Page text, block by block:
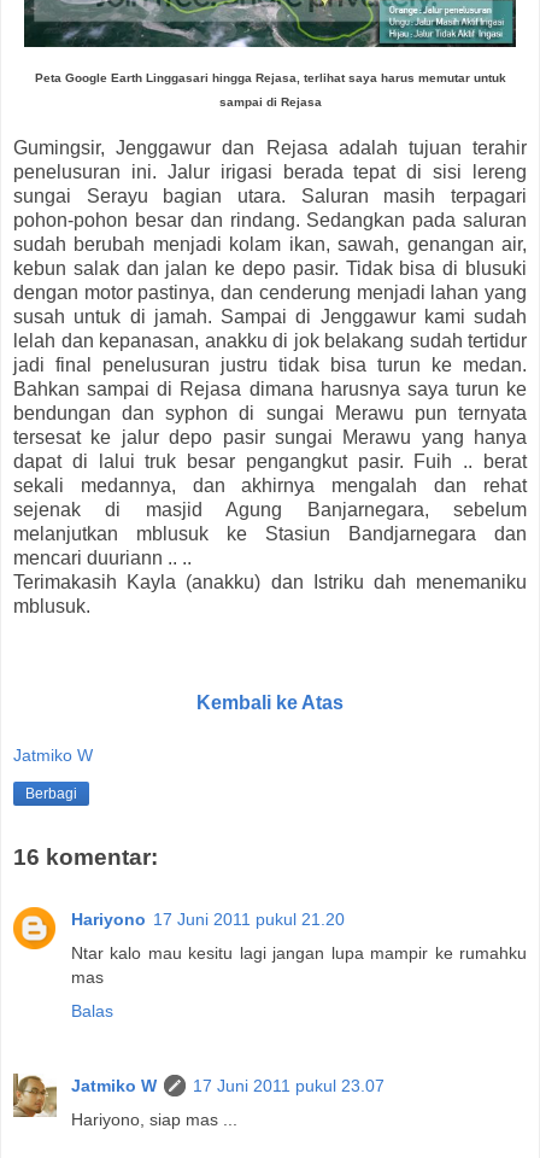
Peta Google Earth Linggasari hingga Rejasa, terlihat saya harus memutar untuk
sampai di Rejasa
Gumingsir, Jenggawur dan Rejasa adalah tujuan terahir
penelusuran ini. Jalur irigasi berada tepat di sisi lereng
sungai Serayu bagian utara. Saluran masih terpagari
pohon-pohon besar dan rindang. Sedangkan pada saluran
sudah berubah menjadi kolam ikan, sawah, genangan air,
kebun salak dan jalan ke depo pasir. Tidak bisa di blusuki
dengan motor pastinya, dan cenderung menjadi lahan yang
susah untuk di jamah. Sampai di Jenggawur kami sudah
lelah dan kepanasan, anakku di jok belakang sudah tertidur
jadi final penelusuran justru tidak bisa turun ke medan.
Bahkan sampai di Rejasa dimana harusnya saya turun ke
bendungan dan syphon di sungai Merawu pun ternyata
tersesat ke jalur depo pasir sungai Merawu yang hanya
dapat di lalui truk besar pengangkut pasir. Fuih .. berat
sekali medannya, dan akhirnya mengalah dan rehat
sejenak di masjid Agung Banjarnegara, sebelum
melanjutkan mblusuk ke Stasiun Bandjarnegara dan
mencari duuriann .. ..
Terimakasih Kayla (anakku) dan Istriku dah menemaniku
mblusuk.
Kembali ke Atas
Jatmiko W
Berbagi
16 komentar:
Hariyono 17 Juni 2011 pukul 21.20
Ntar kalo mau kesitu lagi jangan lupa mampir ke rumahku
mas
Balas
Jatmiko W
17 Juni 2011 pukul 23.07
Hariyono, siap mas ...